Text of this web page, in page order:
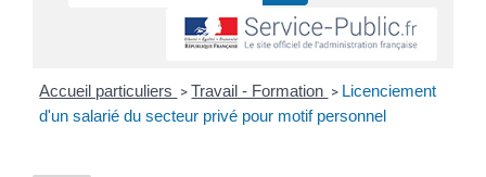
Accueil particuliers > Travail - Formation > Licenciement
d'un salarié du secteur privé pour motif personnel